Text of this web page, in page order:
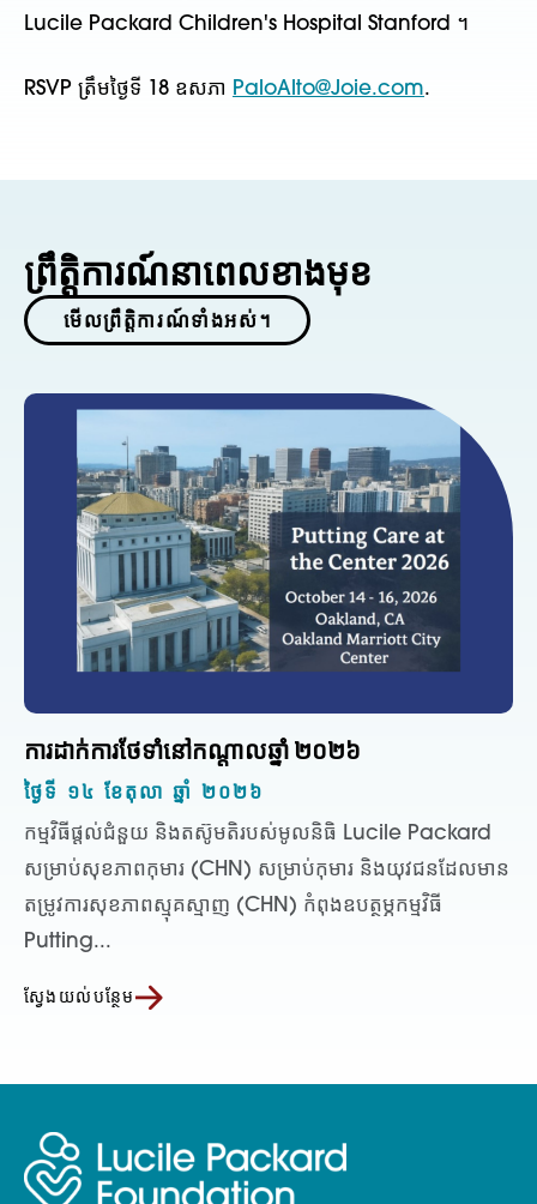
Lucile Packard Children's Hospital Stanford ។
RSVP ត្រឹមថ្ងៃទី 18 ឧសភា PaloAlto@Joie.com.
ព្រឹត្តិការណ៍នាពេលខាងមុខ
មើលព្រឹត្តិការណ៍ទាំងអស់។
ការដាក់ការថែទាំនៅកណ្តាលឆ្នាំ ២០២៦
ថ្ងៃទី ១៤ ខែតុលា ឆ្នាំ ២០២៦
កម្មវិធីផ្តល់ជំនួយ និងតស៊ូមតិរបស់មូលនិធិ Lucile Packard
សម្រាប់សុខភាពកុមារ (CHN) សម្រាប់កុមារ និងយុវជនដែលមាន
តម្រូវការសុខភាពស្មុគស្មាញ (CHN) កំពុងឧបត្ថម្ភកម្មវិធី
Putting...
ស្វែងយល់បន្ថែម